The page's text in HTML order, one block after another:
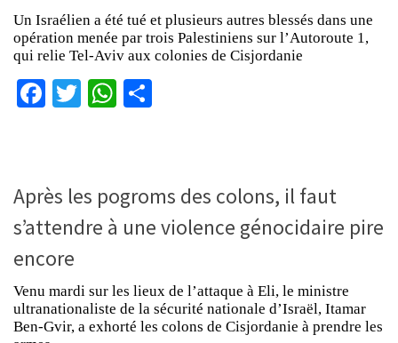
Un Israélien a été tué et plusieurs autres blessés dans une
opération menée par trois Palestiniens sur l’Autoroute 1,
qui relie Tel-Aviv aux colonies de Cisjordanie
Facebook
TwitterWhatsApp
Après les pogroms des colons, il faut
s’attendre à une violence génocidaire pire
encore
Venu mardi sur les lieux de l’attaque à Eli, le ministre
ultranationaliste de la sécurité nationale d’Israël, Itamar
Ben-Gvir, a exhorté les colons de Cisjordanie à prendre les